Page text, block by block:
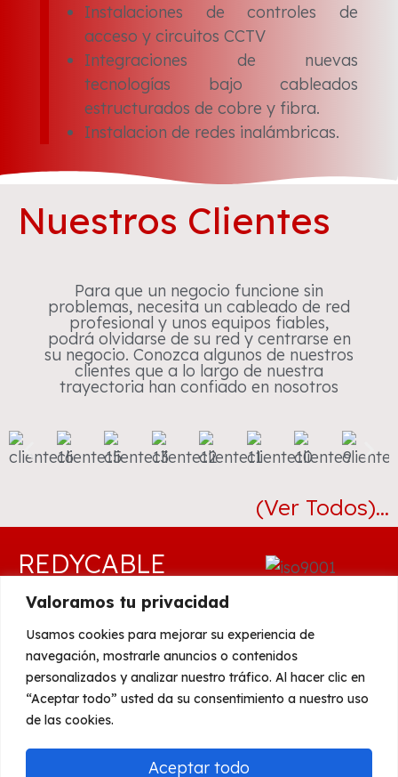
Valoramos tu privacidad
Usamos cookies para mejorar su experiencia de
navegación, mostrarle anuncios o contenidos
personalizados y analizar nuestro tráfico. Al hacer clic en
“Aceptar todo” usted da su consentimiento a nuestro uso
de las cookies.
Aceptar todo
Instalaciones de controles de
acceso y circuitos CCTV
Integraciones de nuevas
tecnologías bajo cableados
estructurados de cobre y fibra.
Instalacion de redes inalámbricas.
Nuestros Clientes
Para que un negocio funcione sin
problemas, necesita un cableado de red
profesional y unos equipos fiables,
podrá olvidarse de su red y centrarse en
su negocio. Conozca algunos de nuestros
clientes que a lo largo de nuestra
trayectoria han confiado en nosotros
(Ver Todos)...
REDYCABLE
S.C.A.
C/ Francisco Agudo
Gómez, 4, 29010
(Málaga)
952 070 929
info@redycable.com
CopyrightGesinfo Online